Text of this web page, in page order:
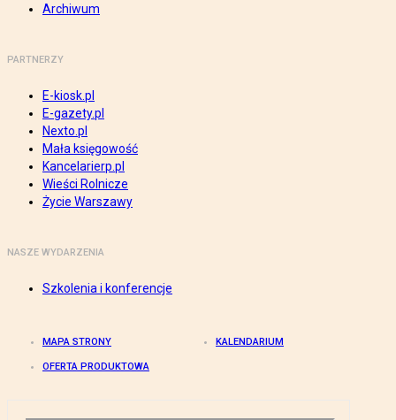
Archiwum
PARTNERZY
E-kiosk.pl
E-gazety.pl
Nexto.pl
Mała księgowość
Kancelarierp.pl
Wieści Rolnicze
Życie Warszawy
NASZE WYDARZENIA
Szkolenia i konferencje
MAPA STRONY KALENDARIUM
OFERTA PRODUKTOWA